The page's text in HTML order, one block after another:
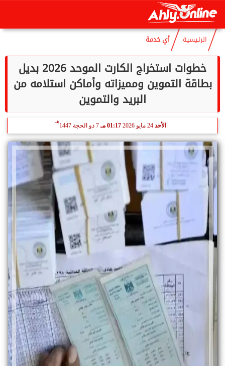
السبت
الرئيسية أي خدمة
خطوات استخراج الكارت الموحد 2026 بديل
بطاقة التموين ومميزاته وأماكن استلامه من
البريد والتموين
الأحد 24 مايو 2026 01:17 مـ 7 ذو الحجة 1447
هـ